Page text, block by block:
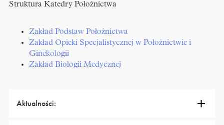
Struktura Katedry Położnictwa
Zakład Podstaw Położnictwa
Zakład Opieki Specjalistycznej w Położnictwie i
Ginekologii
Zakład Biologii Medycznej
Aktualności: